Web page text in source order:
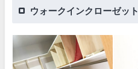
ウォークインクローゼット